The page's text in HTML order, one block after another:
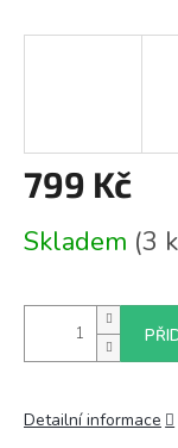
799 Kč
cena:
Skladem (3
Detailní informace